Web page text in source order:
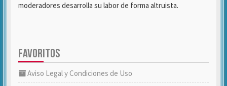
moderadores desarrolla su labor de forma altruista.
FAVORITOS
Aviso Legal y Condiciones de Uso